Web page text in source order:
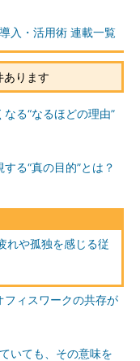
入・活用術 連載一覧
ります
る“なるほどの理由”
る“真の目的”とは？
れや孤独を感じる従
フィスワークの共存が
いても、その意味を